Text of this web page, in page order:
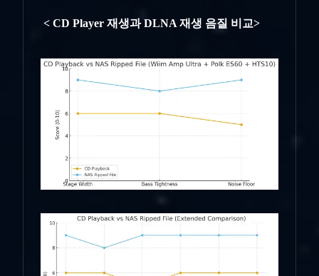
< CD Player 재생과 DLNA 재생 음질 비교>